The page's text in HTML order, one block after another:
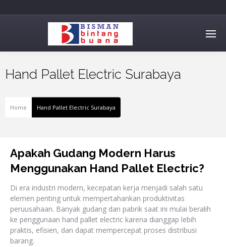
Hand Pallet Electric Surabaya
Home Hand Pallet Electric Surabaya
Apakah Gudang Modern Harus
Menggunakan Hand Pallet Electric?
Di era industri modern, kecepatan kerja menjadi salah satu
elemen penting untuk mempertahankan produktivitas
peruusahaan. Banyak gudang dan pabrik saat ini mulai beralih
ke penggunaan hand pallet electric karena dianggap lebih
praktis, efisien, dan dapat mempercepat proses distribusi
barang.